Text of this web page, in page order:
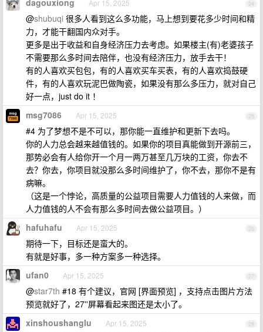
24
dagouxiong Apr 15, 2025
@shubuqi 很多人看到这么多功能，马上想到要花多少时间和精
力，才能干翻国内众对手。
更多是出于收益和自身经济压力去考虑。如果楼主(有)老婆孩子
不需要那么多时间去陪伴，也没有经济压力，放手去干！
有的人喜欢买包包，有的人喜欢买车买表，有的人喜欢捣鼓硬
件，有的人喜欢玩泥巴做陶瓷，如果没有那么多压力，就对自己
好一点，just do it ！
25
msg7086 Apr 15, 2025
#4 为了梦想不是不可以，那你能一直维护和更新下去吗。
你的人力总会越来越值钱的。如果你的项目真能做到开源前三，
那势必会有人给你开一个月一两万甚至几万块的工资，你去不
去？你去，你项目就没那么多时间维护了，你不去，那你不是有
病嘛。
（这是一个悖论，高质量的公益项目需要人力值钱的人来做，而
人力值钱的人不会有那么多时间去做公益项目。）
26
hafuhafu Apr 15, 2025
期待一下，目标还是蛮大的。
有就是好事，多一种方案多一种选择。
27
ufan0 Apr 15, 2025
@star7th #18 有个建议，官网 [界面预览] ，支持点击图片方法
预览就好了，27''屏幕看起来图还是太小了。
28
xinshoushanglu Apr 15, 2025